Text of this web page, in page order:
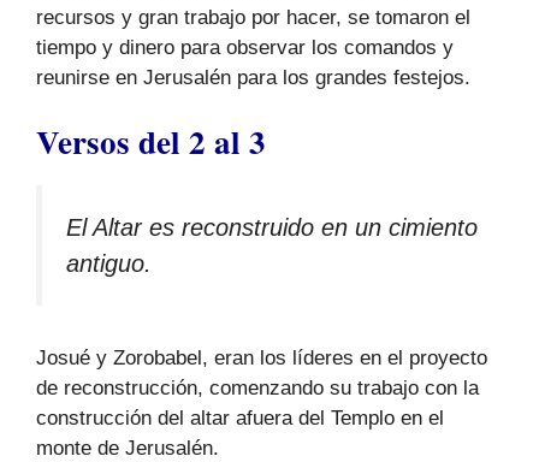
recursos y gran trabajo por hacer, se tomaron el
tiempo y dinero para observar los comandos y
reunirse en Jerusalén para los grandes festejos.
Versos del 2 al 3
El Altar es reconstruido en un cimiento
antiguo.
Josué y Zorobabel, eran los líderes en el proyecto
de reconstrucción, comenzando su trabajo con la
construcción del altar afuera del Templo en el
monte de Jerusalén.